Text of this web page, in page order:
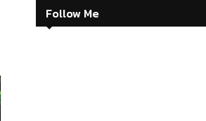
Follow Me